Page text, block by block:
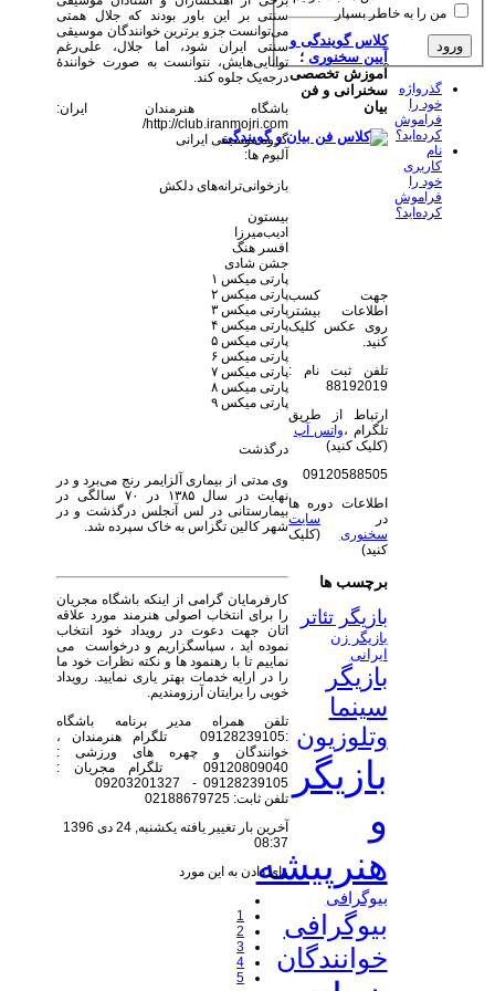
سنتی بر این باور بودند که جلال همتی
می‌توانست جزو برترین خوانندگان موسیقی
سنتی ایران شود، اما جلال، علی‌رغم
توانایی‌هایش، نتوانست به صورت خوانندهٔ
درجه‌یک جلوه کند.
باشگاه هنرمندان ایران:
http://club.iranmojri.com/
گروه موسیقی ایرانی
آلبوم ها:
بازخوانی‌ترانه‌های دلکش
بیستون
ادیب‌میرزا
افسر هنگ
جشن شادی
پارتی میکس ۱
پارتی میکس ۲
پارتی میکس ۳
پارتی میکس ۴
پارتی میکس ۵
پارتی میکس ۶
پارتی میکس ۷
پارتی میکس ۸
پارتی میکس ۹
درگذشت
وی مدتی از بیماری آلزایمر رنج می‌برد و در
نهایت در سال ۱۳۸۵ در ۷۰ سالگی در
بیمارستانی در لس آنجلس درگذشت و در
شهر کالین تگزاس به خاک سپرده شد.
کارفرمایان گرامی از اینکه باشگاه مجریان
را برای انتخاب اصولی هنرمند مورد علاقه
اتان جهت دعوت در رویداد خود انتخاب
نموده اید ، سپاسگزاریم و درخواست می
نماییم تا با رهنمود ها و نکته نظرات خود ما
را در ارایه خدمات بهتر یاری نمایید. رویداد
خوبی را برایتان آرزومندیم.
تلفن همراه مدیر برنامه باشگاه
:09128239105 تلگرام هنرمندان ،
خوانندگان و چهره های ورزشی :
09120809040 تلگرام مجریان :
تلفن ثابت: 02188679725
آخرین بار تغییر یافته یکشنبه, 24 دی 1396
08:37
رای دادن به این مورد
1
2
3
4
5
کلاس گویندگی و
آیین سخنوری ؛
آموزش تخصصی
سخنرانی و فن
بیان
جهت کسب
اطلاعات بیشتر
روی عکس کلیک
کنید.
تلفن ثبت نام :
88192019
ارتباط از طریق
تلگرام ،واتس آپ
(کلیک کنید)
09120588505
اطلاعات دوره ها
در سایت
سخنوری (کلیک
کنید)
برچسب ها
بازیگر تئاتر
بازیگر زن
ایرانی
بازیگر
سینما
وتلوزیون
بازیگر
و
هنرپیشه
بیوگرافی
بیوگرافی
خوانندگان
من را به خاطر بسپار
گذرواژه
خود را
فراموش
کرده‌اید؟
نام
کاربری
خود را
فراموش
کرده‌اید؟